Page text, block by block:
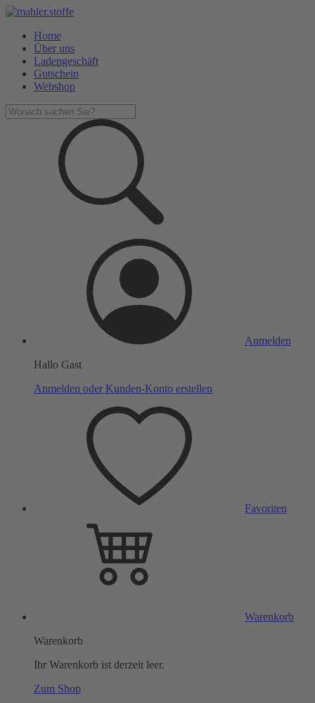
Home
Über uns
Ladengeschäft
Gutschein
Webshop
Anmelden
Hallo Gast
Anmelden oder Kunden-Konto erstellen
Favoriten
Warenkorb
Warenkorb
Ihr Warenkorb ist derzeit leer.
Zum Shop